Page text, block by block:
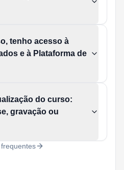
tenho acesso à
e à Plataforma de
do curso:
gravação ou